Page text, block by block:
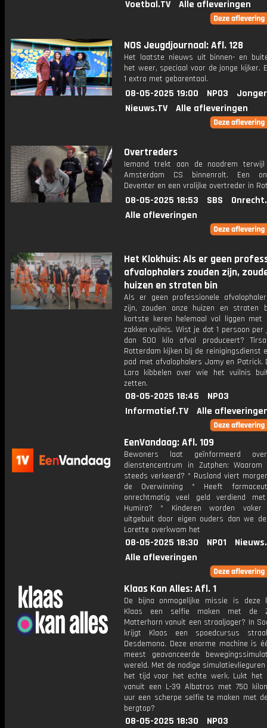
Voetbal.TV Alle afleveringen
NOS Jeugdjournaal: Afl. 128
Het laatste nieuws uit binnen- en
het weer, speciaal voor de jonge kijker.
1 extra met gebarentaal.
08-05-2025 19:00 NPO3
Nieuws.TV
Alle afleveringen
Overtreders
Iemand trekt aan de noodrem
Amsterdam CS binnenrolt. Een
Deventer en een vrolijke overtreder in
08-05-2025 18:53 SBS
Alle afleveringen
Het Klokhuis: Als er geen
afvalophalers zouden zijn,
huizen en straten bin
Als er geen professionele
zijn, zouden onze huizen en straten
kortste keren helemaal vol liggen met
zakken vuilnis. Wist je dat 1 persoon per
dan 500 kilo afval produceert?
Rotterdam kijken bij de reinigingsdienst
pad met afvalophalers Jamy en Patrick.
Lara kibbelen over wie het vuilnis
zetten.
08-05-2025 18:45
NPO3
Informatief.TV
Alle
EenVandaag: Afl. 109
Bewoners laat geïnformeerd
dienstencentrum in Zutphen:
steeds verkeerd? * Rusland viert
de Overwinning * Heeft
onrechtmatig veel geld verdiend
Humira? * Kinderen worden vaker
uitgebuit door eigen ouders dan we
Lorette overkwam het
08-05-2025 18:30 NPO1
Alle afleveringen
Klaas Kan Alles: Afl. 1
De bijna onmogelijke missie is deze
Klaas een selfie maken met de
Matterhorn vanuit een straaljager? In
krijgt Klaas een spoedcursus
Desdemona. Deze enorme machine is
meest geavanceerde
wereld. Met de nodige
het tijd voor het echte werk. Lukt het
vanuit een L-39 Albatros met 750
uur een scherpe selfie te maken met
bergtop?
08-05-2025 18:30
NPO3